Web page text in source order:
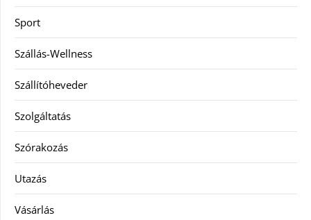
Sport
Szállás-Wellness
Szállítóheveder
Szolgáltatás
Szórakozás
Utazás
Vásárlás